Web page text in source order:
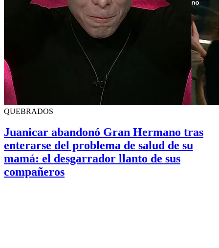
QUEBRADOS
Juanicar abandonó Gran Hermano tras
enterarse del problema de salud de su
mamá: el desgarrador llanto de sus
compañeros